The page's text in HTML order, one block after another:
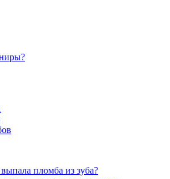
пломба из зуба?